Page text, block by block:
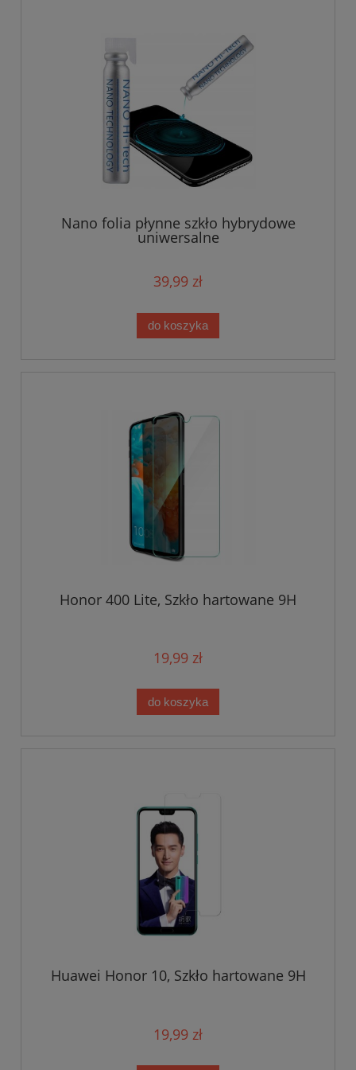
Nano folia płynne szkło hybrydowe
uniwersalne
39,99 zł
do koszyka
Honor 400 Lite, Szkło hartowane 9H
19,99 zł
do koszyka
Huawei Honor 10, Szkło hartowane 9H
19,99 zł